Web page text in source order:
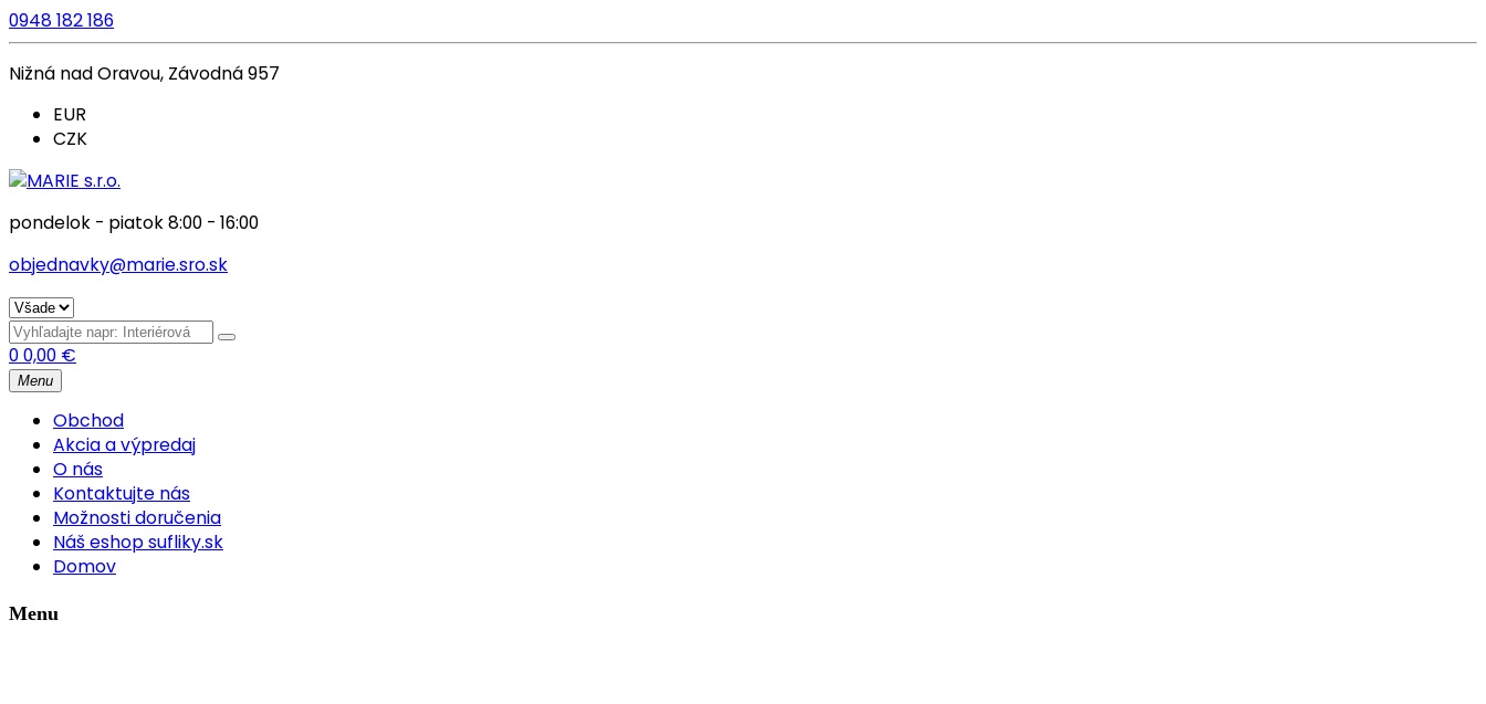
0948 182 186
Nižná nad Oravou, Závodná 957
EUR
CZK
pondelok - piatok 8:00 - 16:00
objednavky@marie.sro.sk
00,00 €
Menu
Obchod
Akcia a výpredaj
O nás
Kontaktujte nás
Možnosti doručenia
Náš eshop sufliky.sk
Domov
Menu